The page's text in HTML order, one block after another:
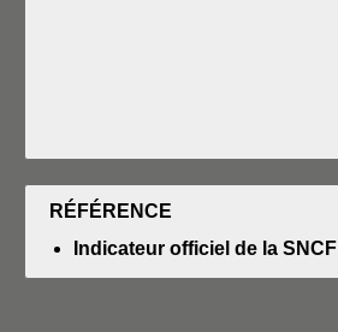
RÉFÉRENCE
Indicateur officiel de la SNCF